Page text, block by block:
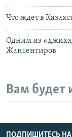
Что ждет в
Одним из
Жансенгиров
Вам будет
ПОДПИШИТЕСЬ НА